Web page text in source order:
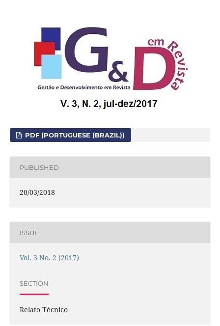
PDF (PORTUGUESE (BRAZIL))
PUBLISHED
20/03/2018
ISSUE
Vol. 3 No. 2 (2017)
SECTION
Relato Técnico